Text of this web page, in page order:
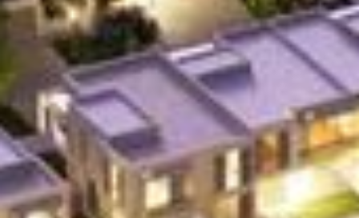
Închiriați
Vânzare
Off-Plan
Agenți